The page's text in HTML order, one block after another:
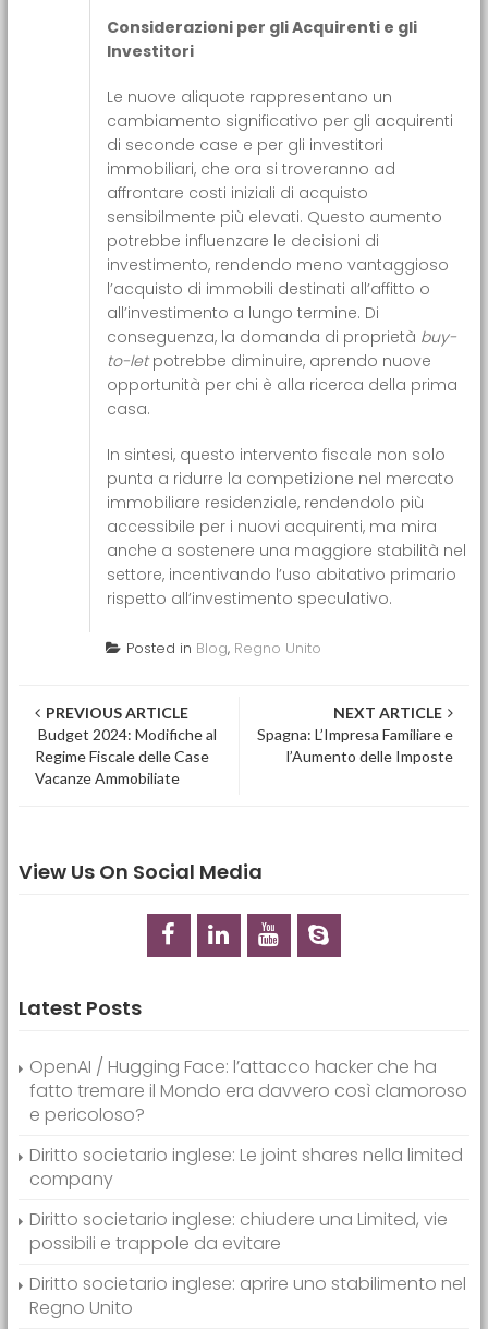
Considerazioni per gli Acquirenti e gli
Investitori
Le nuove aliquote rappresentano un
cambiamento significativo per gli acquirenti
di seconde case e per gli investitori
immobiliari, che ora si troveranno ad
affrontare costi iniziali di acquisto
sensibilmente più elevati. Questo aumento
potrebbe influenzare le decisioni di
investimento, rendendo meno vantaggioso
l’acquisto di immobili destinati all’affitto o
all’investimento a lungo termine. Di
conseguenza, la domanda di proprietà buy-
to-letpotrebbe diminuire, aprendo nuove
opportunità per chi è alla ricerca della prima
casa.
In sintesi, questo intervento fiscale non solo
punta a ridurre la competizione nel mercato
immobiliare residenziale, rendendolo più
accessibile per i nuovi acquirenti, ma mira
anche a sostenere una maggiore stabilità nel
settore, incentivando l’uso abitativo primario
rispetto all’investimento speculativo.
Posted in Blog, Regno Unito
Post navigation
PREVIOUS ARTICLE
Budget 2024: Modifiche al
Regime Fiscale delle Case
Vacanze Ammobiliate
NEXT ARTICLE
Spagna: L’Impresa Familiare e
l’Aumento delle Imposte
View Us On Social Media
Latest Posts
OpenAI / Hugging Face: l’attacco hacker che ha
fatto tremare il Mondo era davvero così clamoroso
e pericoloso?
Diritto societario inglese: Le joint shares nella limited
company
Diritto societario inglese: chiudere una Limited, vie
possibili e trappole da evitare
Diritto societario inglese: aprire uno stabilimento nel
Regno Unito